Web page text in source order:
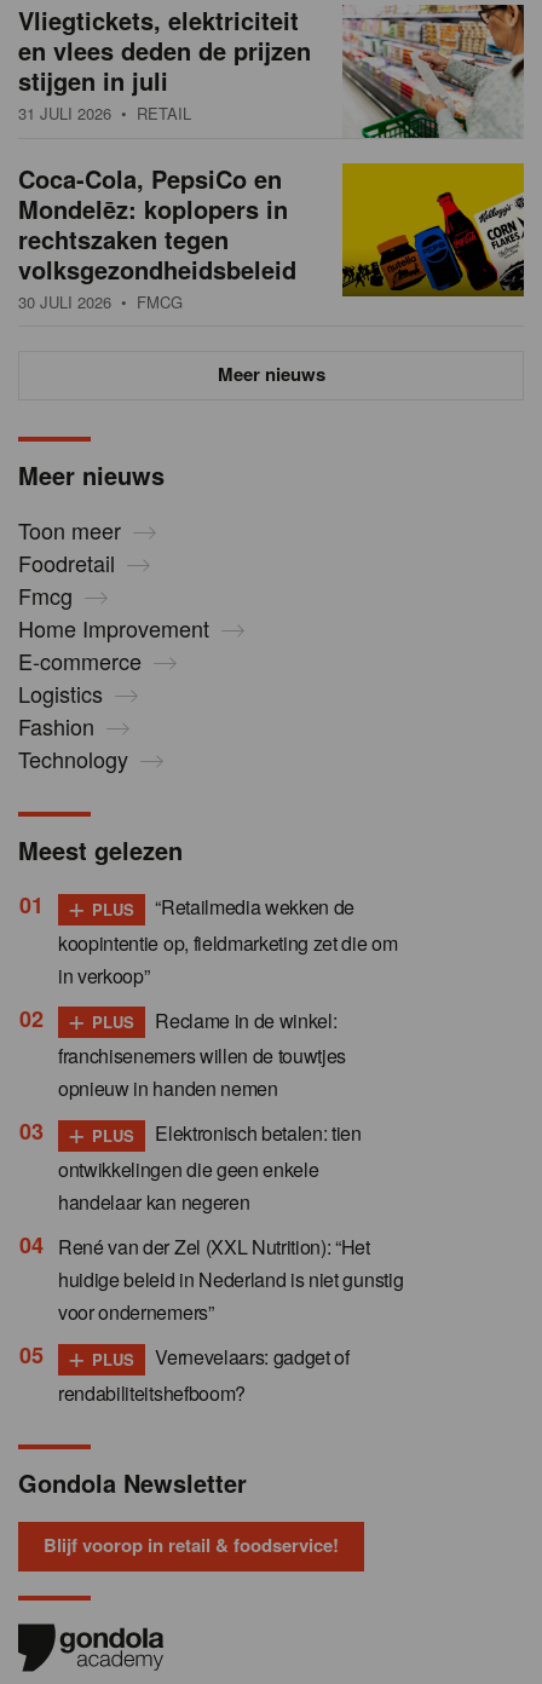
Meer nieuws
Toon meer
Foodretail
Fmcg
Home Improvement
E-commerce
Logistics
Fashion
Technology
Vliegtickets, elektriciteit
en vlees deden de prijzen
stijgen in juli
31 JULI 2026 • RETAIL
Coca-Cola, PepsiCo en
Mondelēz: koplopers in
rechtszaken tegen
volksgezondheidsbeleid
30 JULI 2026 • FMCG
Meer nieuws
Meest gelezen
+ PLUS
“Retailmedia wekken de
koopintentie op, fieldmarketing zet die om
in verkoop”
+ PLUS
Reclame in de winkel:
franchisenemers willen de touwtjes
opnieuw in handen nemen
+ PLUS
Elektronisch betalen: tien
ontwikkelingen die geen enkele
handelaar kan negeren
René van der Zel (XXL Nutrition): “Het
huidige beleid in Nederland is niet gunstig
voor ondernemers”
+ PLUS
Vernevelaars: gadget of
rendabiliteitshefboom?
Gondola Newsletter
Blijf voorop in retail & foodservice!